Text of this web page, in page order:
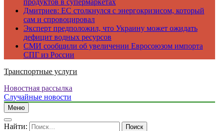
продуктов в супермаркетах
Дмитриев: ЕС столкнулся с энергокризисом, который
сам и спровоцировал
Эксперт предположил, что Украину может ожидать
дефицит водных ресурсов
СМИ сообщили об увеличении Евросоюзом импорта
СПГ из России
Транспортные услуги
Новостная рассылка
Случайные новости
Меню
Найти: